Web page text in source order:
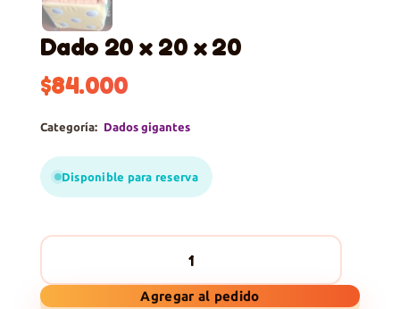
Dado 20 x 20 x 20
$84.000
Categoría: Dados gigantes
Disponible para reserva
Dado
20
Agregar al pedido